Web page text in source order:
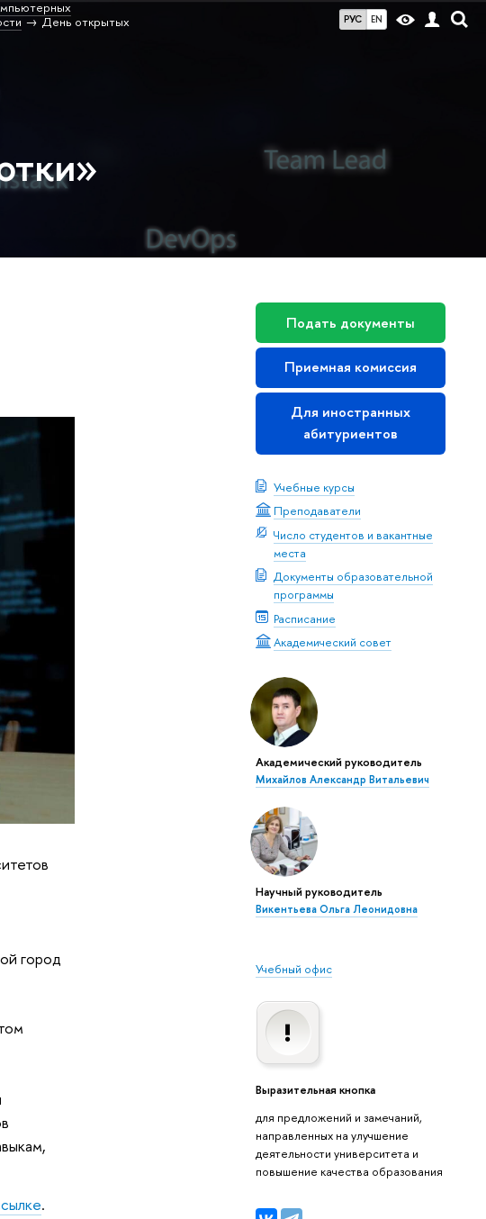
РУС EN
День открытых
Подать документы
Приемная комиссия
Для иностранных
абитуриентов
Учебные курсы
Преподаватели
Число студентов и вакантные
места
Документы образовательной
программы
Расписание
Академический совет
Академический руководитель
Михайлов Александр Витальевич
Научный руководитель
Викентьева Ольга Леонидовна
Учебный офис
Выразительная кнопка
для предложений и замечаний,
направленных на улучшение
деятельности университета и
повышение качества образования
город
.